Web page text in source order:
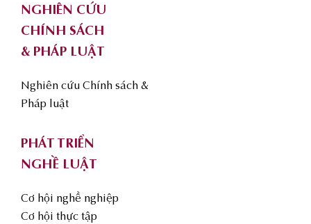
NGHIÊN CỨU
CHÍNH SÁCH
& PHÁP LUẬT
Nghiên cứu Chính sách &
Pháp luật
PHÁT TRIỂN
NGHỀ LUẬT
Cơ hội nghề nghiệp
Cơ hội thực tập